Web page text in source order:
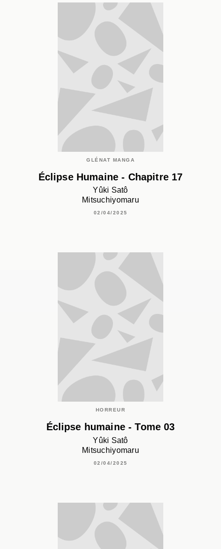
GLÉNAT MANGA
Éclipse Humaine - Chapitre 17
Yûki Satô
Mitsuchiyomaru
02/04/2025
HORREUR
Éclipse humaine - Tome 03
Yûki Satô
Mitsuchiyomaru
02/04/2025